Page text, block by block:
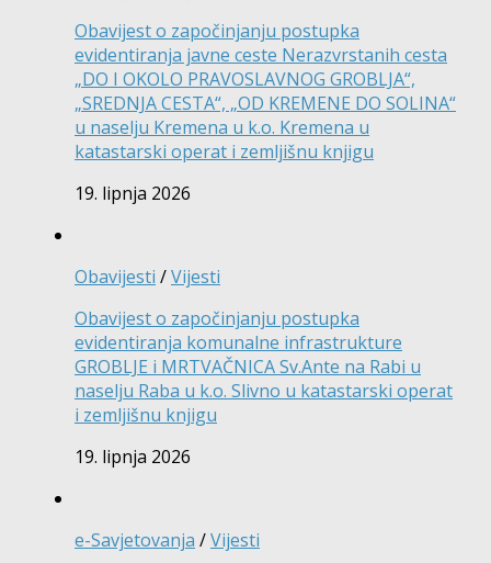
Obavijest o započinjanju postupka
evidentiranja javne ceste Nerazvrstanih cesta
„DO I OKOLO PRAVOSLAVNOG GROBLJA“,
„SREDNJA CESTA“, „OD KREMENE DO SOLINA“
u naselju Kremena u k.o. Kremena u
katastarski operat i zemljišnu knjigu
19. lipnja 2026
Obavijesti /Vijesti
Obavijest o započinjanju postupka
evidentiranja komunalne infrastrukture
GROBLJE i MRTVAČNICA Sv.Ante na Rabi u
naselju Raba u k.o. Slivno u katastarski operat
i zemljišnu knjigu
19. lipnja 2026
e-Savjetovanja /Vijesti